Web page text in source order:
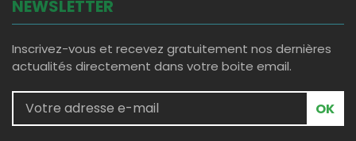
NEWSLETTER
Inscrivez-vous et recevez gratuitement nos dernières
actualités directement dans votre boite email.
OK